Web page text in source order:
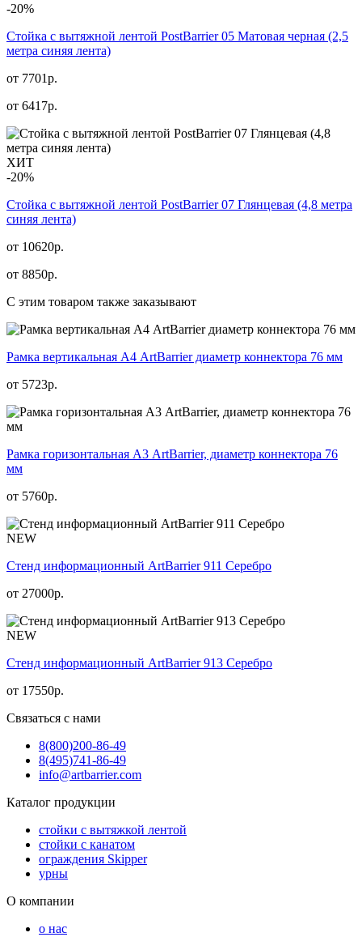
-20%
Стойка с вытяжной лентой PostBarrier 05 Матовая черная (2,5
метра синяя лента)
от 7701р.
от 6417р.
ХИТ
-20%
Стойка с вытяжной лентой PostBarrier 07 Глянцевая (4,8 метра
синяя лента)
от 10620р.
от 8850р.
С этим товаром также заказывают
Рамка вертикальная А4 ArtBarrier диаметр коннектора 76 мм
от 5723р.
Рамка горизонтальная А3 ArtBarrier, диаметр коннектора 76
мм
от 5760р.
NEW
Стенд информационный АrtBarrier 911 Серебро
от 27000р.
NEW
Стенд информационный АrtBarrier 913 Серебро
от 17550р.
Связаться с нами
8(800)200-86-49
8(495)741-86-49
info@artbarrier.com
Каталог продукции
стойки с вытяжкой лентой
стойки с канатом
ограждения Skipper
урны
О компании
о нас